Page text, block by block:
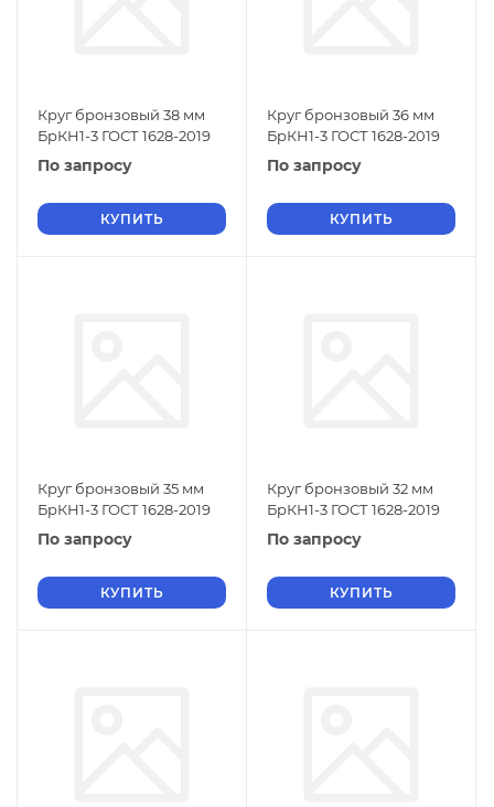
Круг бронзовый 38 мм
БрКН1-3 ГОСТ 1628-2019
По запросу
КУПИТЬ
Круг бронзовый 36 мм
БрКН1-3 ГОСТ 1628-2019
По запросу
КУПИТЬ
Круг бронзовый 35 мм
БрКН1-3 ГОСТ 1628-2019
По запросу
КУПИТЬ
Круг бронзовый 32 мм
БрКН1-3 ГОСТ 1628-2019
По запросу
КУПИТЬ